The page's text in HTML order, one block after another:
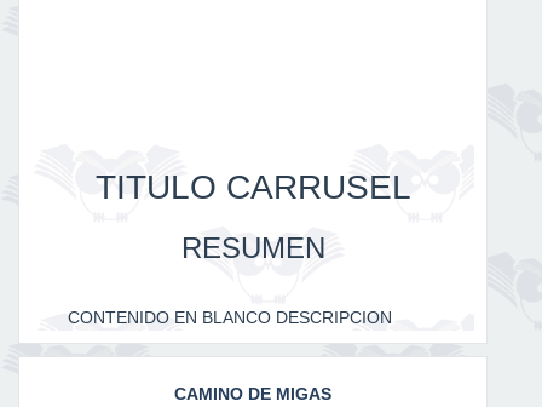
TITULO CARRUSEL
RESUMEN
CONTENIDO EN BLANCO DESCRIPCION
CAMINO DE MIGAS